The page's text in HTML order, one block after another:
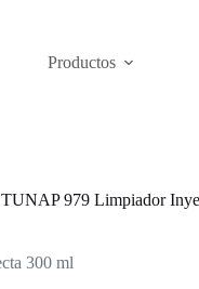
Productos
TUNAP 979 Limpiador